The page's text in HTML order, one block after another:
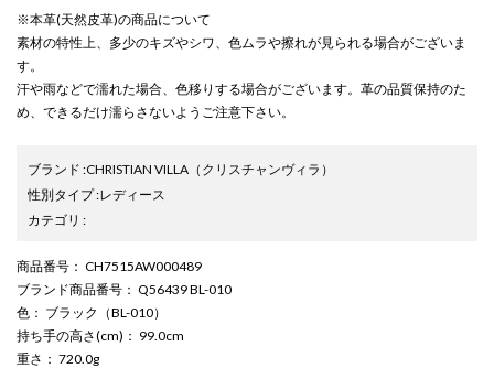
※本革(天然皮革)の商品について
素材の特性上、多少のキズやシワ、色ムラや擦れが見られる場合がございま
す。
汗や雨などで濡れた場合、色移りする場合がございます。革の品質保持のた
め、できるだけ濡らさないようご注意下さい。
ブランド :CHRISTIAN VILLA （クリスチャンヴィラ）
性別タイプ:レディース
カテゴリ :
商品番号 ： CH7515AW000489
ブランド商品番号 ： Q56439 BL-010
色 ： ブラック（BL-010）
持ち手の高さ(cm) ： 99.0cm
重さ ： 720.0g